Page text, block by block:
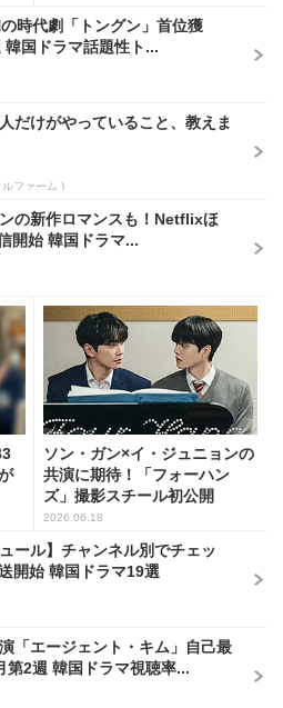
時代劇「トングン」首位獲
国ドラマ話題性ト...
だけがやっていること、教えま
ファーム )
の新作ロマンスも！Netflixほ
開始 韓国ドラマ...
ソン・ガン×イ・ジュニョンの
共演に期待！「フォーハン
ズ」撮影スチール初公開
2026.06.18
ュール】チャンネル別でチェッ
開始 韓国ドラマ19選
「エージェント・キム」自己最
第2週 韓国ドラマ視聴率...